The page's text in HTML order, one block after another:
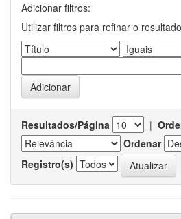
Adicionar filtros:
Utilizar filtros para refinar o
Resultados/Página |
Ordenar
Registro(s)